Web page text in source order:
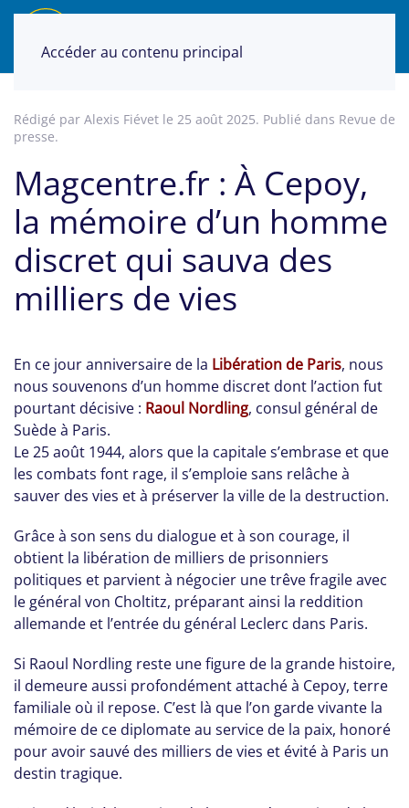
Accéder au contenu principal
Rédigé par Alexis Fiévet le 25 août 2025. Publié dans Revue de
presse.
Magcentre.fr : À Cepoy,
la mémoire d’un homme
discret qui sauva des
milliers de vies
En ce jour anniversaire de la Libération de Paris, nous
nous souvenons d’un homme discret dont l’action fut
pourtant décisive : Raoul Nordling, consul général de
Suède à Paris.
Le 25 août 1944, alors que la capitale s’embrase et que
les combats font rage, il s’emploie sans relâche à
sauver des vies et à préserver la ville de la destruction.
Grâce à son sens du dialogue et à son courage, il
obtient la libération de milliers de prisonniers
politiques et parvient à négocier une trêve fragile avec
le général von Choltitz, préparant ainsi la reddition
allemande et l’entrée du général Leclerc dans Paris.
Si Raoul Nordling reste une figure de la grande histoire,
il demeure aussi profondément attaché à Cepoy, terre
familiale où il repose. C’est là que l’on garde vivante la
mémoire de ce diplomate au service de la paix, honoré
pour avoir sauvé des milliers de vies et évité à Paris un
destin tragique.